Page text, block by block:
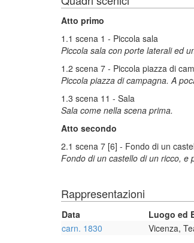
Atto primo
1.1 scena 1 - Piccola sala
Piccola sala con porte laterali ed
1.2 scena 7 - Piccola piazza di
Piccola piazza di campagna. A
1.3 scena 11 - Sala
Sala come nella scena prima.
Atto secondo
2.1 scena 7 [6] - Fondo di un
Fondo di un castello di un ricco, e
Rappresentazioni
Data Luogo ed
carn. 1830
Vicenza,